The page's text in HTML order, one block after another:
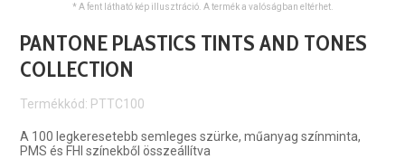
* A fent látható kép illusztráció. A termék a valóságban eltérhet.
PANTONE PLASTICS TINTS AND TONES
COLLECTION
Termékkód: PTTC100
A 100 legkeresetebb semleges szürke, műanyag színminta,
PMS és FHI színekből összeállítva